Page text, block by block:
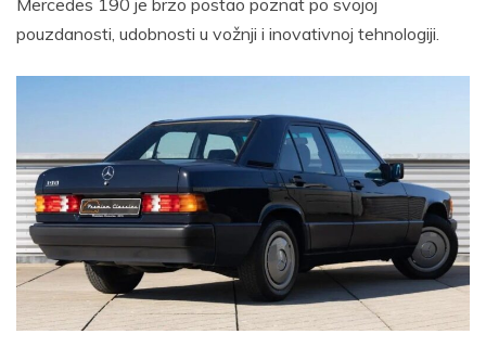
Mercedes 190 je brzo postao poznat po svojoj
pouzdanosti, udobnosti u vožnji i inovativnoj tehnologiji.